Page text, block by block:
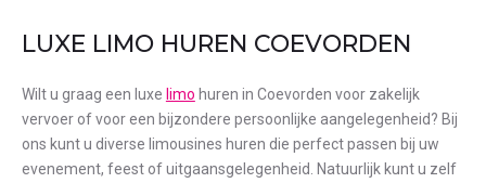
LUXE LIMO HUREN COEVORDEN
Wilt u graag een luxe limo huren in Coevorden voor zakelijk
vervoer of voor een bijzondere persoonlijke aangelegenheid? Bij
ons kunt u diverse limousines huren die perfect passen bij uw
evenement, feest of uitgaansgelegenheid. Natuurlijk kunt u zelf